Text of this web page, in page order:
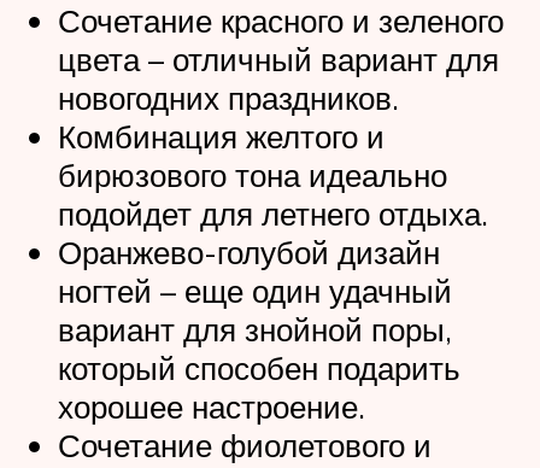
Сочетание красного и зеленого
цвета – отличный вариант для
новогодних праздников.
Комбинация желтого и
бирюзового тона идеально
подойдет для летнего отдыха.
Оранжево-голубой дизайн
ногтей – еще один удачный
вариант для знойной поры,
который способен подарить
хорошее настроение.
Сочетание фиолетового и